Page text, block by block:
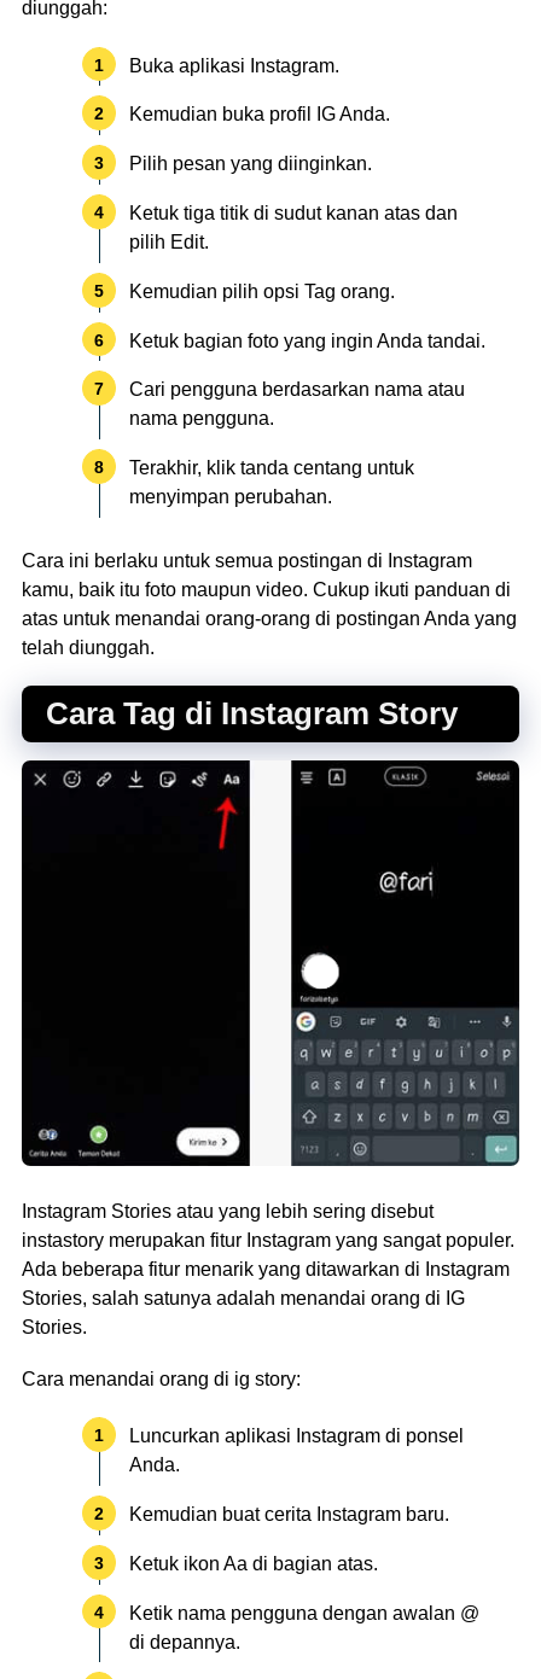
diunggah:
Buka aplikasi Instagram.
Kemudian buka profil IG Anda.
Pilih pesan yang diinginkan.
Ketuk tiga titik di sudut kanan atas dan
pilih Edit.
Kemudian pilih opsi Tag orang.
Ketuk bagian foto yang ingin Anda tandai.
Cari pengguna berdasarkan nama atau
nama pengguna.
Terakhir, klik tanda centang untuk
menyimpan perubahan.
Cara ini berlaku untuk semua postingan di Instagram
kamu, baik itu foto maupun video. Cukup ikuti panduan di
atas untuk menandai orang-orang di postingan Anda yang
telah diunggah.
Cara Tag di Instagram Story
Instagram Stories atau yang lebih sering disebut
instastory merupakan fitur Instagram yang sangat populer.
Ada beberapa fitur menarik yang ditawarkan di Instagram
Stories, salah satunya adalah menandai orang di IG
Stories.
Cara menandai orang di ig story:
Luncurkan aplikasi Instagram di ponsel
Anda.
Kemudian buat cerita Instagram baru.
Ketuk ikon Aa di bagian atas.
Ketik nama pengguna dengan awalan @
di depannya.